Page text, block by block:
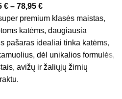
€ – 78,95 €
premium klasės maistas,
katėms, daugiausia
pašaras idealiai tinka katėms,
dėl unikalios formulės,
avižų ir žaliųjų žirnių